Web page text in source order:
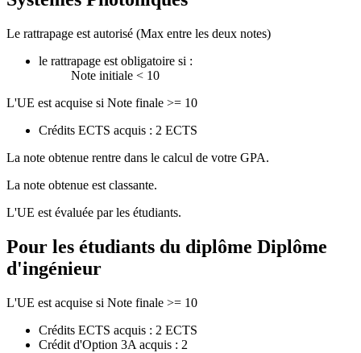
Le rattrapage est autorisé (Max entre les deux notes)
le rattrapage est obligatoire si :
Note initiale < 10
L'UE est acquise si Note finale >= 10
Crédits ECTS acquis : 2 ECTS
La note obtenue rentre dans le calcul de votre GPA.
La note obtenue est classante.
L'UE est évaluée par les étudiants.
Pour les étudiants du diplôme Diplôme
d'ingénieur
L'UE est acquise si Note finale >= 10
Crédits ECTS acquis : 2 ECTS
Crédit d'Option 3A acquis : 2